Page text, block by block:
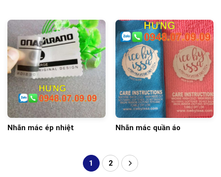
Nhãn mác ép nhiệt Nhãn mác quần áo
1 2